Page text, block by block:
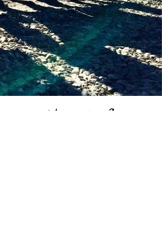
Une question ?